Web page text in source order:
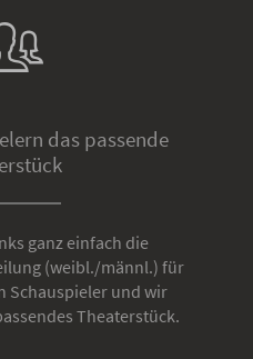
das passende
ganz einfach die
(weibl./männl.) für
Schauspieler und wir
Theaterstück.